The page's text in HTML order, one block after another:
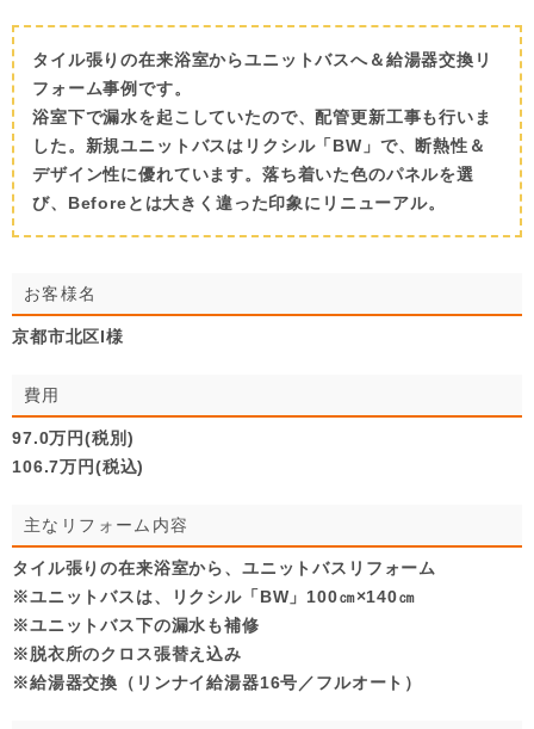
タイル張りの在来浴室からユニットバスへ＆給湯器交換リ
フォーム事例です。
浴室下で漏水を起こしていたので、配管更新工事も行いま
した。新規ユニットバスはリクシル「BW」で、断熱性＆
デザイン性に優れています。落ち着いた色のパネルを選
び、Beforeとは大きく違った印象にリニューアル。
お客様名
京都市北区I様
費用
97.0万円(税別)
106.7万円(税込)
主なリフォーム内容
タイル張りの在来浴室から、ユニットバスリフォーム
※ユニットバスは、リクシル「BW」100㎝×140㎝
※ユニットバス下の漏水も補修
※脱衣所のクロス張替え込み
※給湯器交換（リンナイ給湯器16号／フルオート）